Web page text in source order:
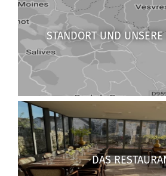
STANDORT UND
DAS